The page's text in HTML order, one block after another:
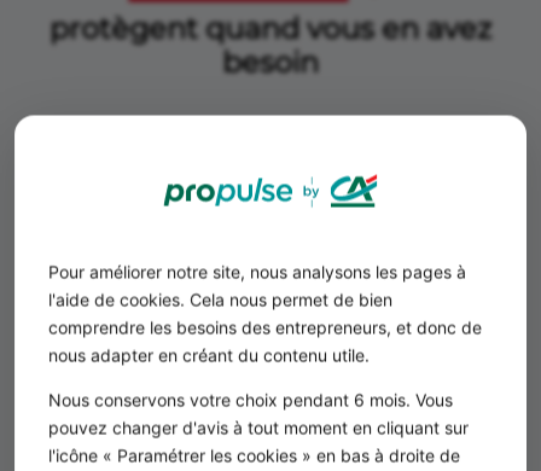
Pour améliorer notre site, nous analysons les pages à
l'aide de cookies. Cela nous permet de bien
comprendre les besoins des entrepreneurs, et donc de
nous adapter en créant du contenu utile.
Nous conservons votre choix pendant 6 mois. Vous
pouvez changer d'avis à tout moment en cliquant sur
l'icône « Paramétrer les cookies » en bas à droite de
protègent quand vous en avez
besoin
Fraude avec votre carte, perte de bagage,
annulation d'un déplacement, maladie ou
accident.